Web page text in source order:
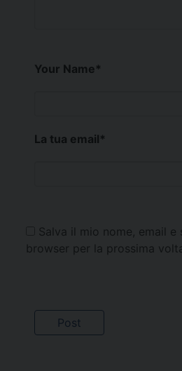
Your Name*
La tua email*
Salva il mio nome, email
browser per la prossima